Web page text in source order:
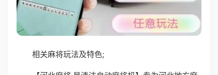
相关麻将玩法及特色;